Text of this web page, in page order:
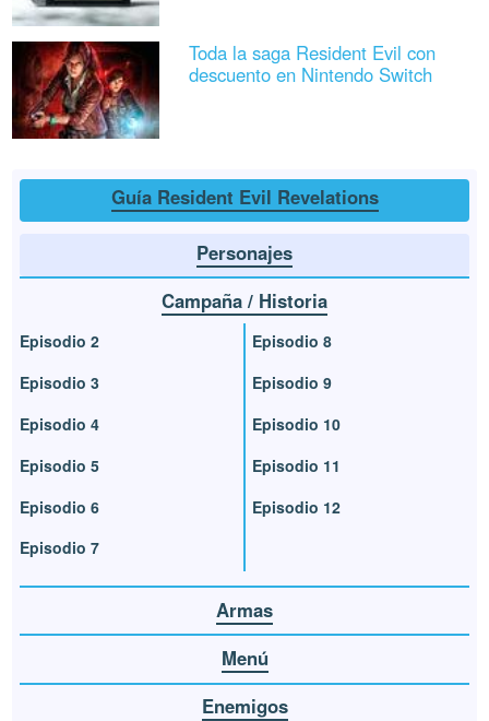
Toda la saga Resident Evil con
descuento en Nintendo Switch
Guía Resident Evil Revelations
Personajes
Campaña / Historia
Episodio 2
Episodio 3
Episodio 4
Episodio 5
Episodio 6
Episodio 7
Episodio 8
Episodio 9
Episodio 10
Episodio 11
Episodio 12
Armas
Menú
Enemigos